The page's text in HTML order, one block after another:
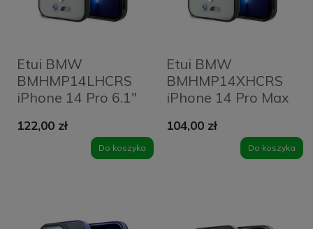
Etui BMW
BMHMP14LHCRS
iPhone 14 Pro 6.1"
hardcase Silver
Ring MagSafe
122,00 zł
Do koszyka
Etui BMW
BMHMP14XHCRS
iPhone 14 Pro Max
hardcase Silver
Ring MagSafe
104,00 zł
Do koszyka